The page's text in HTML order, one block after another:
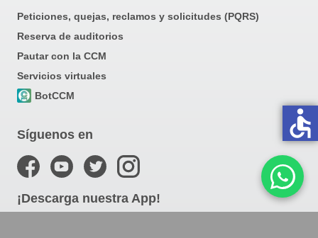
Peticiones, quejas, reclamos y solicitudes (PQRS)
Reserva de auditorios
Pautar con la CCM
Servicios virtuales
BotCCM
Síguenos en
¡Descarga nuestra App!
accessible